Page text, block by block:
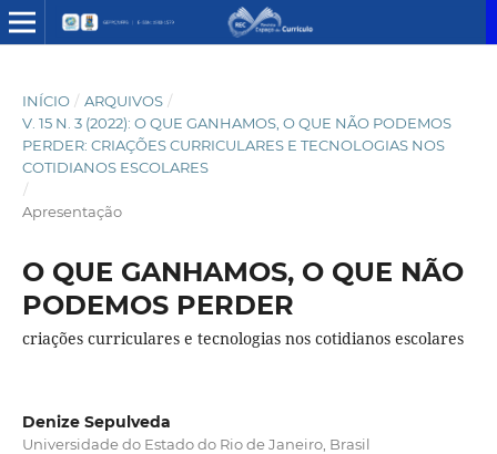
INÍCIO / ARQUIVOS /
V. 15 N. 3 (2022): O QUE GANHAMOS, O QUE NÃO PODEMOS
PERDER: CRIAÇÕES CURRICULARES E TECNOLOGIAS NOS
COTIDIANOS ESCOLARES
/
Apresentação
O QUE GANHAMOS, O QUE NÃO
PODEMOS PERDER
criações curriculares e tecnologias nos cotidianos escolares
Denize Sepulveda
Universidade do Estado do Rio de Janeiro, Brasil